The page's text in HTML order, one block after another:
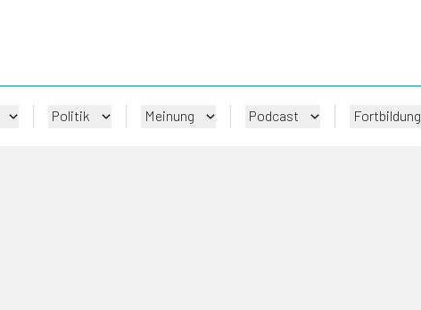
Politik Meinung Podcast Fortbildung